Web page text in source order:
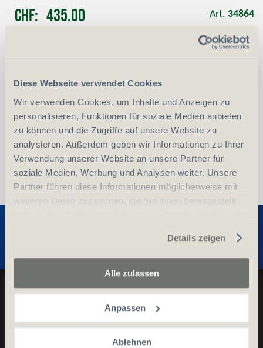
Diese Webseite verwendet Cookies
Wir verwenden Cookies, um Inhalte und Anzeigen zu
personalisieren, Funktionen für soziale Medien anbieten
zu können und die Zugriffe auf unsere Website zu
analysieren. Außerdem geben wir Informationen zu Ihrer
Verwendung unserer Website an unsere Partner für
soziale Medien, Werbung und Analysen weiter. Unsere
Partner führen diese Informationen möglicherweise mit
weiteren Daten zusammen, die Sie ihnen bereitgestellt
Details zeigen
Alle zulassen
Anpassen
Ablehnen
CHF 435.00 Art. 34864
vergleichen In den Warenkorb
Datenschutz und Cookie-Richtlinien
Allgemeine Geschäftsbedingungen
Kontaktieren Sie uns